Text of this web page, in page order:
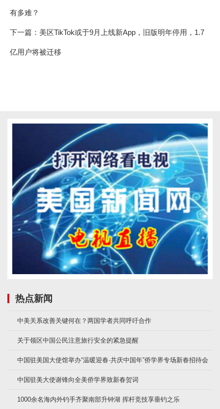
有多难？
下一篇： 美区TikTok或于9月上线新App，旧版明年停用，1.7
亿用户将被迁移
热点新闻
中美关系改善关键何在？两国学者共同呼吁合作
关于领区中国公民注意旅行安全的紧急提醒
中国驻美国大使馆举办“温暖迎春·共庆中国年”侨学界专场新春招待会
中国驻美大使谢锋向全美侨学界致新春贺词
1000余名海内外钓手齐聚南部升钟湖 挥杆竞技享垂钓之乐